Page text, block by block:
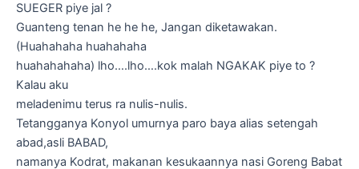
SUEGER piye jal ?
Guanteng tenan he he he, Jangan diketawakan.
(Huahahaha huahahaha
huahahahaha) lho….lho….kok malah NGAKAK piye to ?
Kalau aku
meladenimu terus ra nulis-nulis.
Tetangganya Konyol umurnya paro baya alias setengah
abad,asli BABAD,
namanya Kodrat, makanan kesukaannya nasi Goreng Babat